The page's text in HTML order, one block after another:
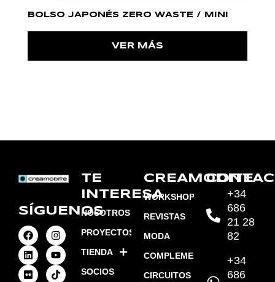
BOLSO JAPONÉS ZERO WASTE / MINI
VER MÁS
SÍGUENOS
TE
INTERESA
NOSOTROS
PROYECTOS
TIENDA
SOCIOS
CREAMODITE
WORKSHOPS
REVISTAS
MODA
COMPLEMENTOS
CIRCUITOS
+34
686
21 28
82
+34
686